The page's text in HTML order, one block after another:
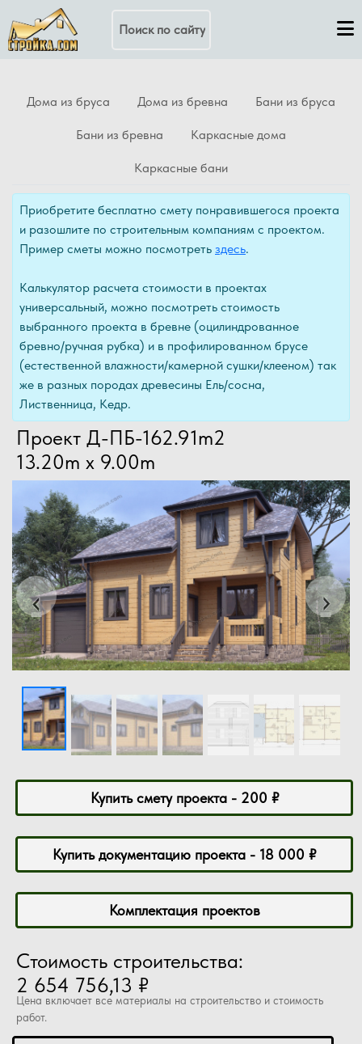
Дома из бруса Дома из бревна Бани из бруса
Бани из бревна Каркасные дома
Каркасные бани
Приобретите бесплатно смету понравившегося проекта
и разошлите по строительным компаниям с проектом.
Пример сметы можно посмотреть здесь.
Калькулятор расчета стоимости в проектах
универсальный, можно посмотреть стоимость
выбранного проекта в бревне (оцилиндрованное
бревно/ручная рубка) и в профилированном брусе
(естественной влажности/камерной сушки/клееном) так
же в разных породах древесины Ель/сосна,
Лиственница, Кедр.
Проект Д-ПБ-162.91m2
13.20m x 9.00m
‹Previous ›Next
Купить смету проекта - 200 ₽
Купить документацию проекта - 18 000 ₽
Комплектация проектов
Стоимость строительства:
2 654 756,13 ₽
Цена включает все материалы на строительство и стоимость
работ.